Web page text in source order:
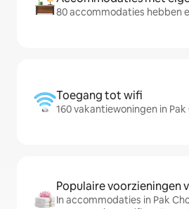
80 accommodaties hebben
Toegang tot wifi
160 vakantiewoningen in
Populaire voorzieningen
In accommodaties in Pak